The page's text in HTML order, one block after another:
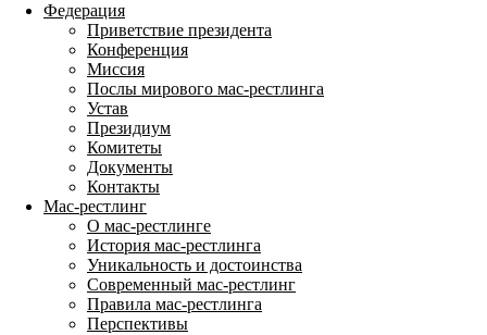
Федерация
Приветствие президента
Конференция
Миссия
Послы мирового мас-рестлинга
Устав
Президиум
Комитеты
Документы
Контакты
Мас-рестлинг
О мас-рестлинге
История мас-рестлинга
Уникальность и достоинства
Современный мас-рестлинг
Правила мас-рестлинга
Перспективы